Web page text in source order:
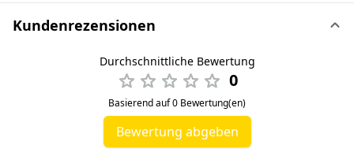
Kundenrezensionen
Durchschnittliche Bewertung
0
Basierend auf 0 Bewertung(en)
Bewertung abgeben